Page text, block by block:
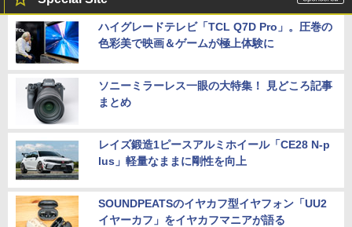
ハイグレードテレビ「TCL Q7D Pro」。圧巻の
色彩美で映画＆ゲームが極上体験に
ソニーミラーレス一眼の大特集！ 見どころ記事
まとめ
レイズ鍛造1ピースアルミホイール「CE28 N-p
lus」軽量なままに剛性を向上
SOUNDPEATSのイヤカフ型イヤフォン「UU2
イヤーカフ」をイヤカフマニアが語る